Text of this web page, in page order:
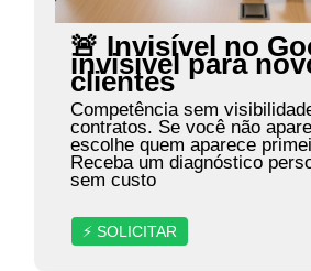
🚨 Invisível no
invisível para
clientes
Competência sem
contratos. Se você não
escolhe quem aparece
Receba um diagnóstico
sem custo
⚡ SOLICITAR